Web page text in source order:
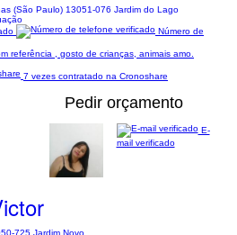
(São Paulo) 13051-076 Jardim do Lago
Número de
referência , gosto de crianças, animais amo.
7 vezes contratado na Cronoshare
Pedir orçamento
725 Jardim Novo
E-
mail verificado